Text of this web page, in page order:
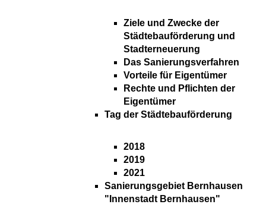
Ziele und Zwecke der
Städtebauförderung und
Stadterneuerung
Das Sanierungsverfahren
Vorteile für Eigentümer
Rechte und Pflichten der
Eigentümer
Tag der Städtebauförderung
2018
2019
2021
Sanierungsgebiet Bernhausen
"Innenstadt Bernhausen"